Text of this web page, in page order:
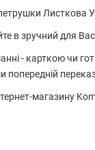
Листкова
в зручний для Вас
- карткою чи
попередній
магазину